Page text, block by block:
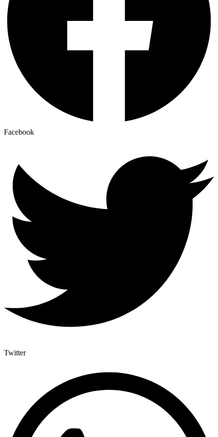
Facebook
Twitter